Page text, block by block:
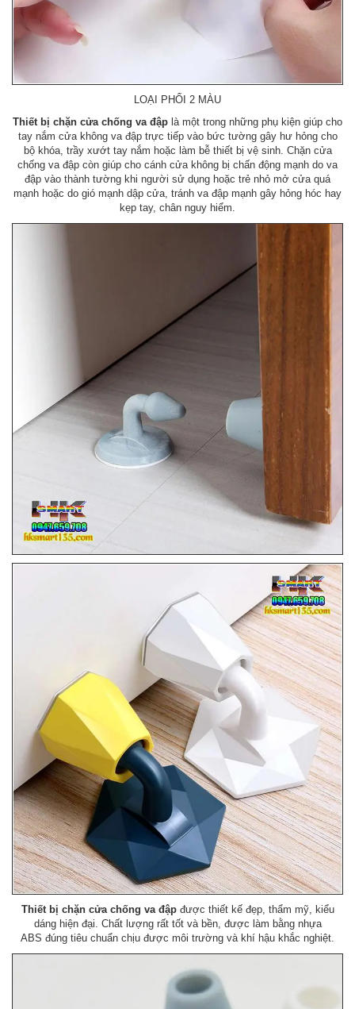
LOẠI PHỐI 2 MÀU
Thiết bị chặn cửa chống va đập là một trong những phụ kiện giúp cho
tay nắm cửa không va đập trực tiếp vào bức tường gây hư hỏng cho
bộ khóa, trầy xướt tay nắm hoặc làm bễ thiết bị vệ sinh. Chặn cửa
chống va đập còn giúp cho cánh cửa không bị chấn động mạnh do va
đập vào thành tường khi người sử dụng hoặc trẻ nhỏ mở cửa quá
mạnh hoặc do gió mạnh dập cửa, tránh va đập mạnh gây hỏng hóc hay
kẹp tay, chân nguy hiểm.
Thiết bị chặn cửa chống va đậpđược thiết kế đẹp, thẩm mỹ, kiểu
dáng hiện đại. Chất lượng rất tốt và bền, được làm bằng nhựa
ABS đúng tiêu chuẩn chịu được môi trường và khí hậu khắc nghiệt.